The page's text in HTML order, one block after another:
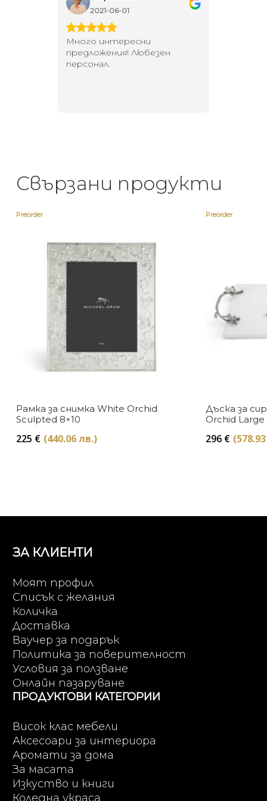
2021-06-01
Много интересни
предложения! Любезен
персонал.
Свързани продукти
Preorder
Рамка за снимка White Orchid
Sculpted 8×10
225 € (440.06 лв.)
Preorder
Дъска за
Orchid
296 €
ЗА КЛИЕНТИ
Моят профил
Списък с желания
Количка
Доставка
Ваучер за подарък
Политика за поверителност
Условия за ползване
Онлайн пазаруване
ПРОДУКТОВИ КАТЕГОРИИ
Висок клас мебели
Аксесоари за интериора
Аромати за дома
За масата
Изкуство и книги
Коледна украса